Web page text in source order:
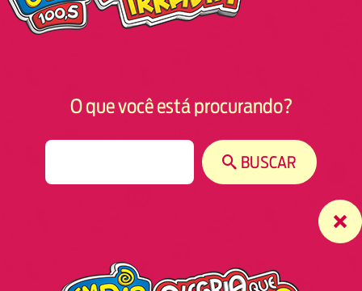
O que você está procurando?
BUSCAR